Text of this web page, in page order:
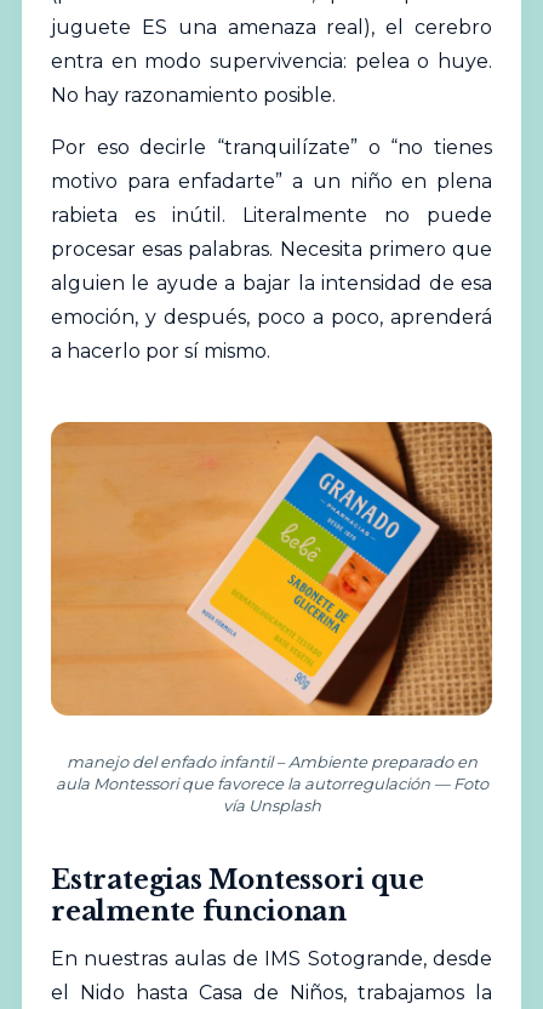
juguete ES una amenaza real), el cerebro
entra en modo supervivencia: pelea o huye.
No hay razonamiento posible.
Por eso decirle “tranquilízate” o “no tienes
motivo para enfadarte” a un niño en plena
rabieta es inútil. Literalmente no puede
procesar esas palabras. Necesita primero que
alguien le ayude a bajar la intensidad de esa
emoción, y después, poco a poco, aprenderá
a hacerlo por sí mismo.
manejo del enfado infantil – Ambiente preparado en
aula Montessori que favorece la autorregulación — Foto
vía Unsplash
Estrategias Montessori que
realmente funcionan
En nuestras aulas de IMS Sotogrande, desde
el Nido hasta Casa de Niños, trabajamos la